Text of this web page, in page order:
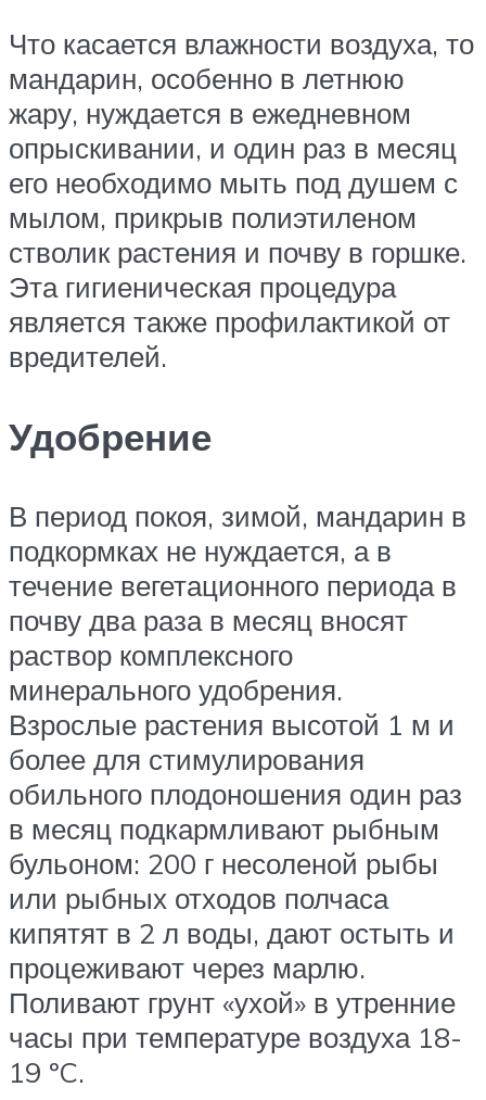
Что касается влажности воздуха, то
мандарин, особенно в летнюю
жару, нуждается в ежедневном
опрыскивании, и один раз в месяц
его необходимо мыть под душем с
мылом, прикрыв полиэтиленом
стволик растения и почву в горшке.
Эта гигиеническая процедура
является также профилактикой от
вредителей.
Удобрение
В период покоя, зимой, мандарин в
подкормках не нуждается, а в
течение вегетационного периода в
почву два раза в месяц вносят
раствор комплексного
минерального удобрения.
Взрослые растения высотой 1 м и
более для стимулирования
обильного плодоношения один раз
в месяц подкармливают рыбным
бульоном: 200 г несоленой рыбы
или рыбных отходов полчаса
кипятят в 2 л воды, дают остыть и
процеживают через марлю.
Поливают грунт «ухой» в утренние
часы при температуре воздуха 18-
19 ºC.